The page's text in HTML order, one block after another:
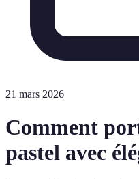
21 mars 2026
Comment
pastel avec